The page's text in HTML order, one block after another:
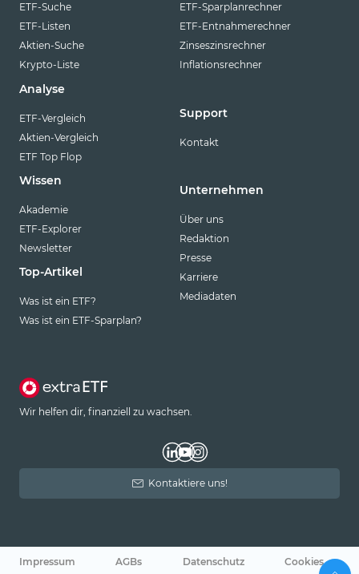
ETF-Suche
ETF-Listen
Aktien-Suche
Krypto-Liste
Analyse
ETF-Vergleich
Aktien-Vergleich
ETF Top Flop
Wissen
Akademie
ETF-Explorer
Newsletter
Top-Artikel
Was ist ein ETF?
Was ist ein ETF-Sparplan?
ETF-Sparplanrechner
ETF-Entnahmerechner
Zinseszinsrechner
Inflationsrechner
Support
Kontakt
Unternehmen
Über uns
Redaktion
Presse
Karriere
Mediadaten
Wir helfen dir, finanziell zu wachsen.
Kontaktiere uns!
Impressum AGBs Datenschutz Cookies